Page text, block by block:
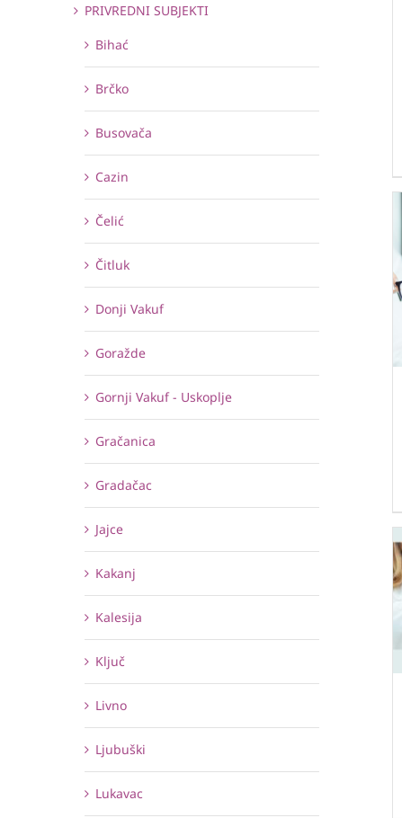
PRIVREDNI SUBJEKTI
Bihać
Brčko
Busovača
Cazin
Čelić
Čitluk
Donji Vakuf
Goražde
Gornji Vakuf - Uskoplje
Gračanica
Gradačac
Jajce
Kakanj
Kalesija
Ključ
Livno
Ljubuški
Lukavac